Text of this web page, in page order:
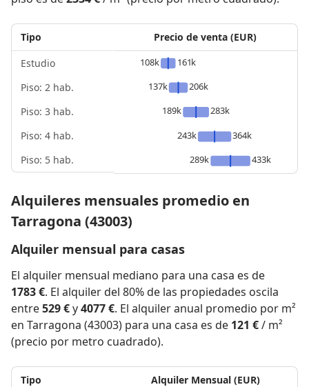
Tipo
Estudio
Piso: 2 hab.
Piso: 3 hab.
Piso: 4 hab.
Piso: 5 hab.
Precio de venta (EUR)
108k
161k
137k
206k
189k
283k
243k
364k
289k
433k
Alquileres mensuales promedio en
Tarragona (43003)
Alquiler mensual para casas
El alquiler mensual mediano para una casa es de
1783 €. El alquiler del 80% de las propiedades oscila
entre529 €y4077 €. El alquiler anual promedio por m²
en Tarragona (43003) para una casa es de 121 €/ m²
(precio por metro cuadrado).
Tipo
Alquiler Mensual (EUR)